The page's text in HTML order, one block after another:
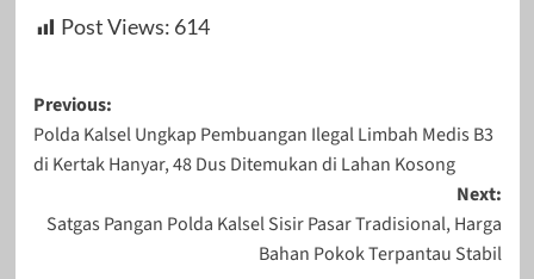
Post Views: 614
Post
navigation
Previous:
Polda Kalsel Ungkap Pembuangan Ilegal Limbah Medis B3
di Kertak Hanyar, 48 Dus Ditemukan di Lahan Kosong
Next:
Satgas Pangan Polda Kalsel Sisir Pasar Tradisional, Harga
Bahan Pokok Terpantau Stabil